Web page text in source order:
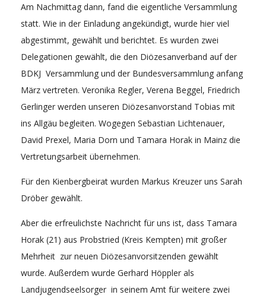
Am Nachmittag dann, fand die eigentliche Versammlung
statt. Wie in der Einladung angekündigt, wurde hier viel
abgestimmt, gewählt und berichtet. Es wurden zwei
Delegationen gewählt, die den Diözesanverband auf der
BDKJ Versammlung und der Bundesversammlung anfang
März vertreten. Veronika Regler, Verena Beggel, Friedrich
Gerlinger werden unseren Diözesanvorstand Tobias mit
ins Allgäu begleiten. Wogegen Sebastian Lichtenauer,
David Prexel, Maria Dorn und Tamara Horak in Mainz die
Vertretungsarbeit übernehmen.
Für den Kienbergbeirat wurden Markus Kreuzer uns Sarah
Dröber gewählt.
Aber die erfreulichste Nachricht für uns ist, dass Tamara
Horak (21) aus Probstried (Kreis Kempten) mit großer
Mehrheit zur neuen Diözesanvorsitzenden gewählt
wurde. Außerdem wurde Gerhard Höppler als
Landjugendseelsorger in seinem Amt für weitere zwei